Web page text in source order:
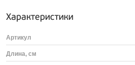
Характеристики
Артикул
Длина, см